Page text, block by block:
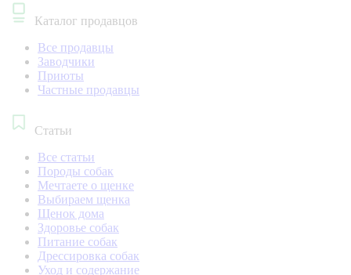
Каталог продавцов
Все продавцы
Заводчики
Приюты
Частные продавцы
Статьи
Все статьи
Породы собак
Мечтаете о щенке
Выбираем щенка
Щенок дома
Здоровье собак
Питание собак
Дрессировка собак
Уход и содержание